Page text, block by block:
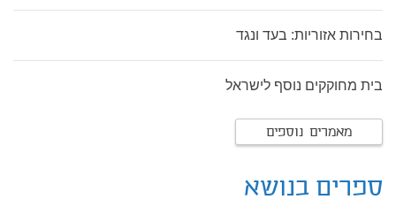
בחירות אזוריות: בעד ונגד
בית מחוקקים נוסף לישראל
מאמרים נוספים
ספרים בנושא